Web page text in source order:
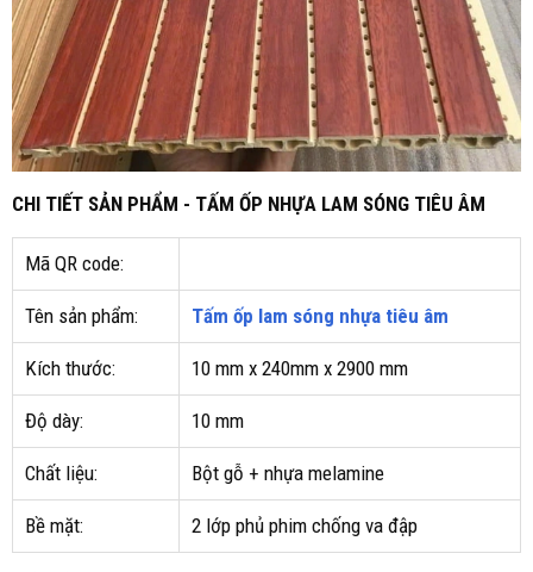
CHI TIẾT SẢN PHẨM - TẤM ỐP NHỰA LAM SÓNG TIÊU ÂM
Mã QR code:
Tên sản phẩm: Tấm ốp lam sóng nhựa tiêu âm
Kích thước: 10 mm x 240mm x 2900 mm
Độ dày: 10 mm
Chất liệu: Bột gỗ + nhựa melamine
Bề mặt: 2 lớp phủ phim chống va đập